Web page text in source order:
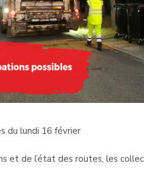
du lundi 16 février
et de l’état des routes, les